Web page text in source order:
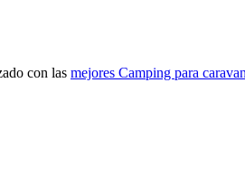
con las mejores Camping para